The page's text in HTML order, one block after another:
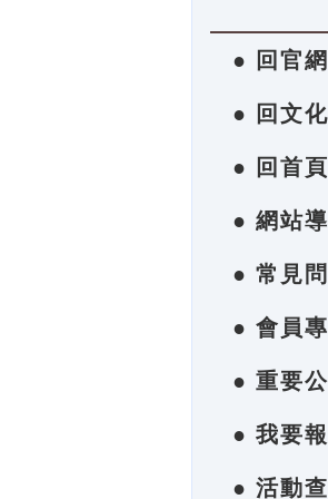
● 回官
● 回文
● 回首頁
● 網站
● 常見
● 會員
● 重要
● 我要
● 活動